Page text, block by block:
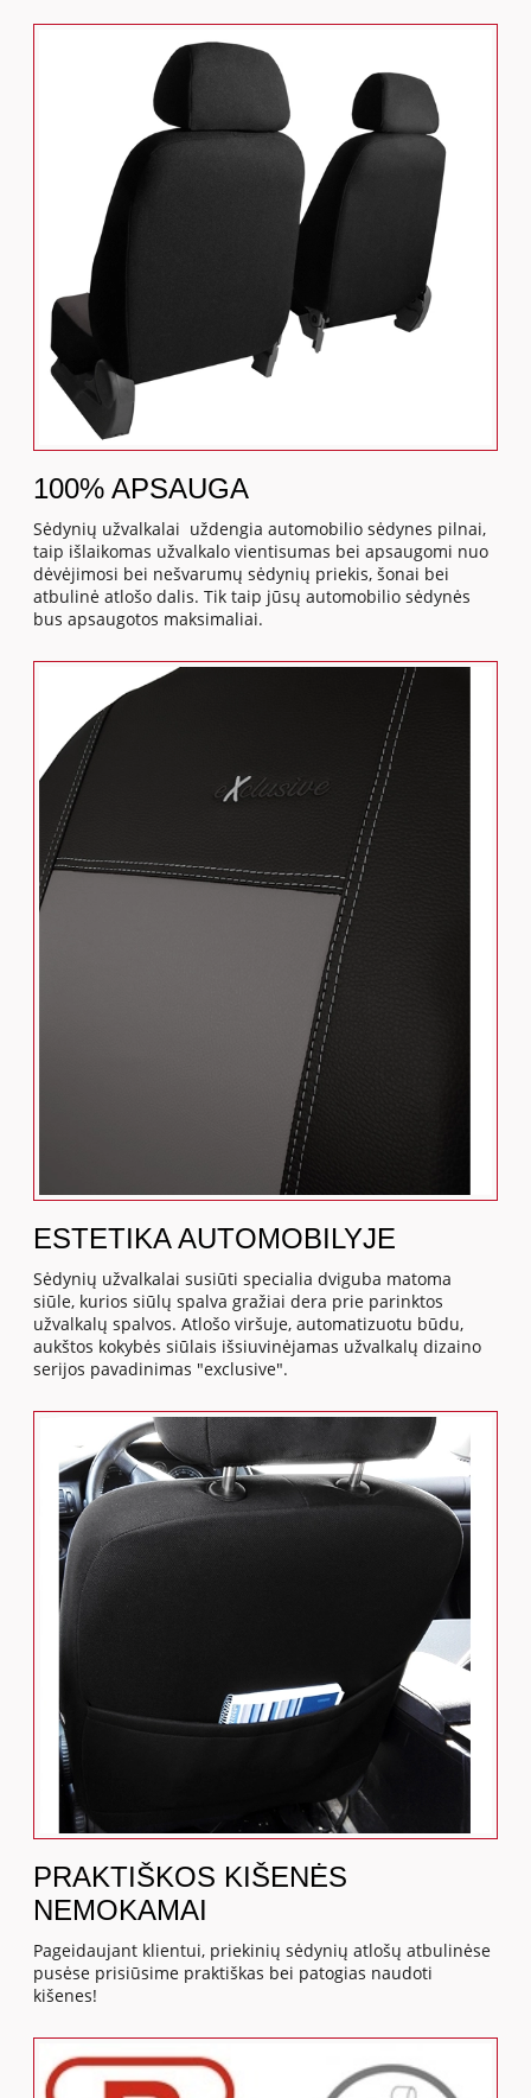
100% APSAUGA
Sėdynių užvalkalai uždengia automobilio sėdynes pilnai,
taip išlaikomas užvalkalo vientisumas bei apsaugomi nuo
dėvėjimosi bei nešvarumų sėdynių priekis, šonai bei
atbulinė atlošo dalis. Tik taip jūsų automobilio sėdynės
bus apsaugotos maksimaliai.
ESTETIKA AUTOMOBILYJE
Sėdynių užvalkalai susiūti specialia dviguba matoma
siūle, kurios siūlų spalva gražiai dera prie parinktos
užvalkalų spalvos. Atlošo viršuje, automatizuotu būdu,
aukštos kokybės siūlais išsiuvinėjamas užvalkalų dizaino
serijos pavadinimas "exclusive".
PRAKTIŠKOS KIŠENĖS
NEMOKAMAI
Pageidaujant klientui, priekinių sėdynių atlošų atbulinėse
pusėse prisiūsime praktiškas bei patogias naudoti
kišenes!